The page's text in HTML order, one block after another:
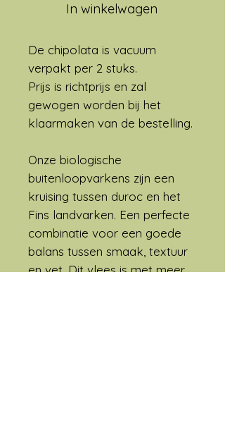
In winkelwagen
De chipolata is vacuum
verpakt per 2 stuks.
Prijs is richtprijs en zal
gewogen worden bij het
klaarmaken van de bestelling.
Onze biologische
buitenloopvarkens zijn een
kruising tussen duroc en het
Fins landvarken. Een perfecte
combinatie voor een goede
balans tussen smaak, textuur
en vet. Dit vlees is met meer